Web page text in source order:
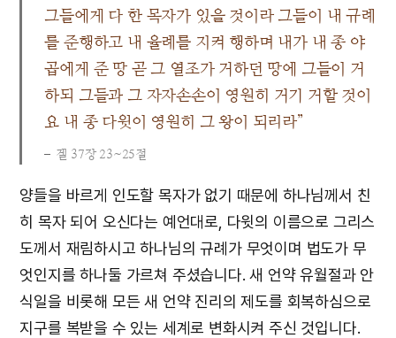
그들에게 다 한 목자가 있을 것이라 그들이 내 규례
를 준행하고 내 율례를 지켜 행하며 내가 내 종 야
곱에게 준 땅 곧 그 열조가 거하던 땅에 그들이 거
하되 그들과 그 자자손손이 영원히 거기 거할 것이
요 내 종 다윗이 영원히 그 왕이 되리라”
겔 37장 23~25절
양들을 바르게 인도할 목자가 없기 때문에 하나님께서 친
히 목자 되어 오신다는 예언대로, 다윗의 이름으로 그리스
도께서 재림하시고 하나님의 규례가 무엇이며 법도가 무
엇인지를 하나둘 가르쳐 주셨습니다. 새 언약 유월절과 안
식일을 비롯해 모든 새 언약 진리의 제도를 회복하심으로
지구를 복받을 수 있는 세계로 변화시켜 주신 것입니다.